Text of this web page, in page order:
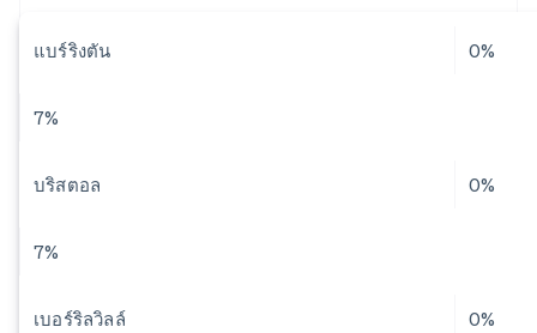
แบร์ริงตัน 0%
7%
บริสตอล 0%
7%
เบอร์ริลวิลล์ 0%